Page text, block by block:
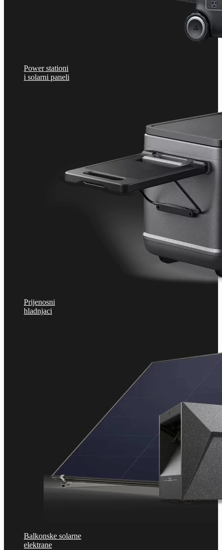
Power stationi
i solarni paneli
Prijenosni
hladnjaci
Balkonske solarne
elektrane